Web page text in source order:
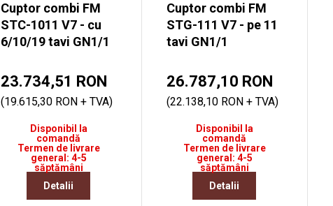
Cuptor combi FM
STC-1011 V7 - cu
6/10/19 tavi GN1/1
23.734,51 RON
(19.615,30 RON + TVA)
Disponibil la
comandă
Termen de livrare
general: 4-5
săptămâni
Detalii
Cuptor combi FM
STG-111 V7 - pe 11
tavi GN1/1
26.787,10 RON
(22.138,10 RON + TVA)
Disponibil la
comandă
Termen de livrare
general: 4-5
săptămâni
Detalii